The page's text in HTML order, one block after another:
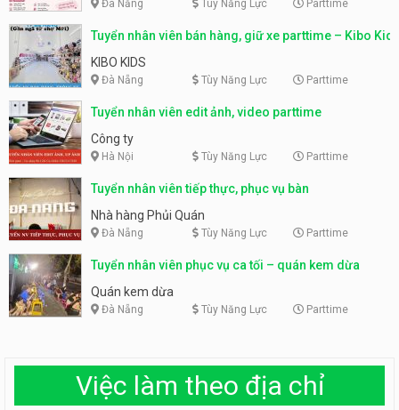
Đà Nẵng Tùy Năng Lực Parttime
Tuyển nhân viên bán hàng, giữ xe parttime – Kibo Kid
KIBO KIDS
Đà Nẵng Tùy Năng Lực Parttime
Tuyển nhân viên edit ảnh, video parttime
Công ty
Hà Nội Tùy Năng Lực Parttime
Tuyển nhân viên tiếp thực, phục vụ bàn
Nhà hàng Phủi Quán
Đà Nẵng Tùy Năng Lực Parttime
Tuyển nhân viên phục vụ ca tối – quán kem dừa
Quán kem dừa
Đà Nẵng Tùy Năng Lực Parttime
Việc làm theo địa chỉ